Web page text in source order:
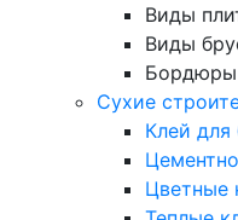
Виды
Виды
Бордюры
Сухие
Клей для
Цветные